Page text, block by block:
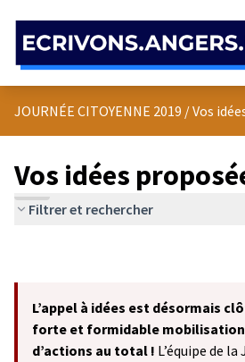
JOURNÉE CITOYENNE 2019 /Vos
Vos idées
Filtrer et rechercher
L’appel à idées est désormais
forte et formidable
d’actions au total ! L’équipe de